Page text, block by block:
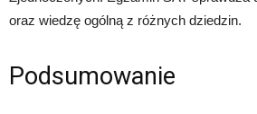
oraz wiedzę ogólną z różnych dziedzin.
Podsumowanie